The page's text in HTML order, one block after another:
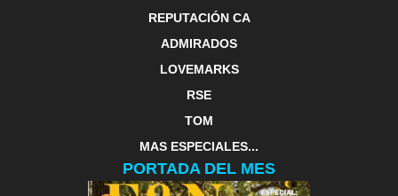
REPUTACIÓN CA
ADMIRADOS
LOVEMARKS
RSE
TOM
MAS ESPECIALES...
PORTADA DEL MES